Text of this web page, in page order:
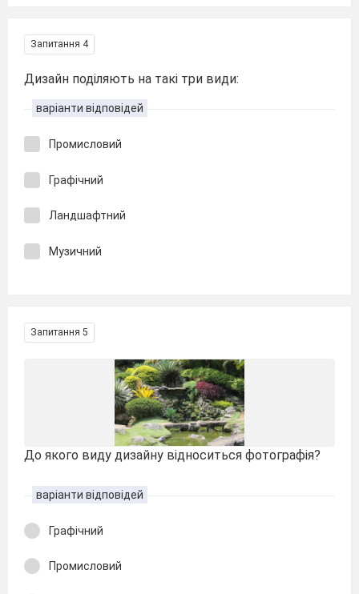
Запитання 4
Дизайн поділяють на такі три види:
варіанти відповідей
Промисловий
Графічний
Ландшафтний
Музичний
Запитання 5
До якого виду дизайну відноситься фотографія?
варіанти відповідей
Графічний
Промисловий